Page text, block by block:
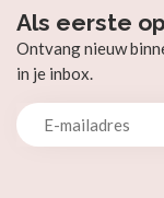
Als eerste
Ontvang nieuw
in je inbox.